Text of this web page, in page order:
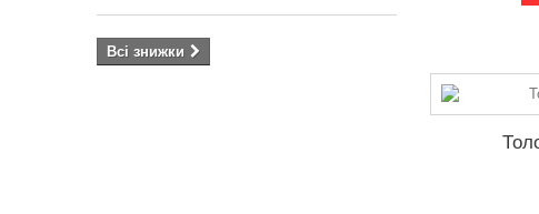
Всі знижки